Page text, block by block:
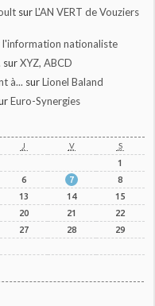
surL'AN VERT de Vouziers
l'information nationaliste
surXYZ, ABCD
à... surLionel Baland
Euro-Synergies
J V S
1
6 7
8
13 14
15
20 21
22
27 28
29